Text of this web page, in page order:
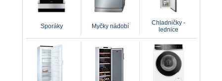
Sporáky Myčky nádobí
Chladničky -
lednice